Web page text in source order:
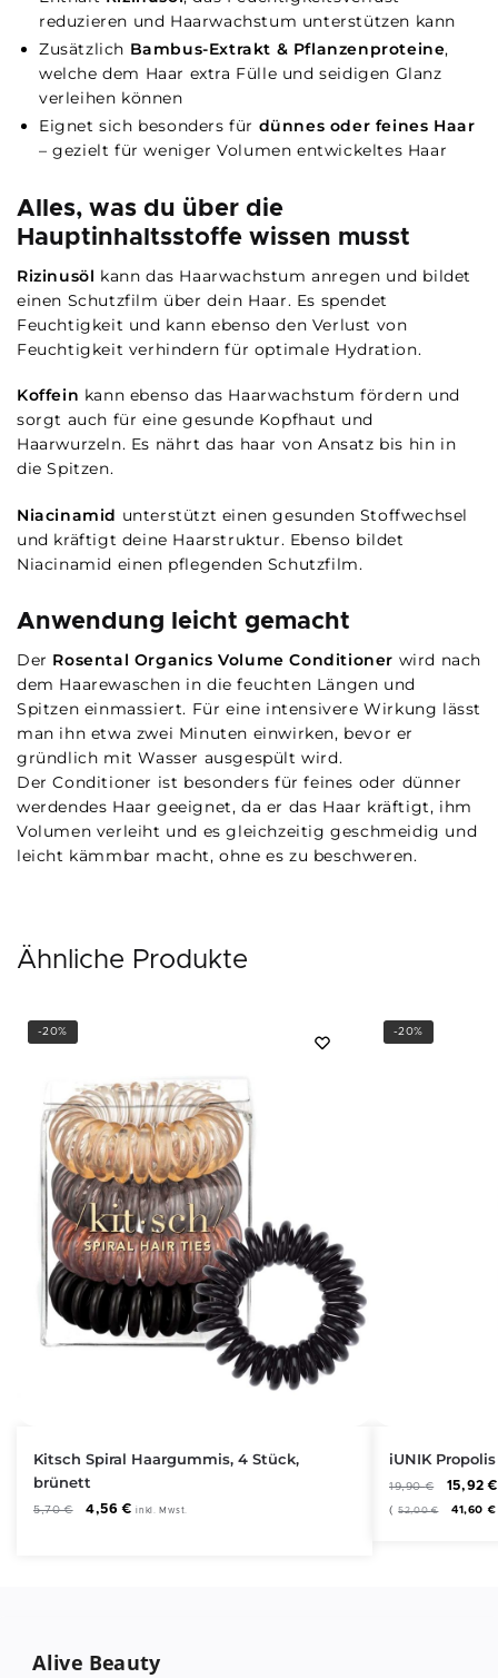
reduzieren und Haarwachstum unterstützen kann
Zusätzlich Bambus-Extrakt & Pflanzenproteine,
welche dem Haar extra Fülle und seidigen Glanz
verleihen können
Eignet sich besonders für dünnes oder feines Haar
– gezielt für weniger Volumen entwickeltes Haar
Alles, was du über die
Hauptinhaltsstoffe wissen musst
Rizinusöl kann das Haarwachstum anregen und bildet
einen Schutzfilm über dein Haar. Es spendet
Feuchtigkeit und kann ebenso den Verlust von
Feuchtigkeit verhindern für optimale Hydration.
Koffein kann ebenso das Haarwachstum fördern und
sorgt auch für eine gesunde Kopfhaut und
Haarwurzeln. Es nährt das haar von Ansatz bis hin in
die Spitzen.
Niacinamid unterstützt einen gesunden Stoffwechsel
und kräftigt deine Haarstruktur. Ebenso bildet
Niacinamid einen pflegenden Schutzfilm.
Anwendung leicht gemacht
Der Rosental Organics Volume Conditioner wird nach
dem Haarewaschen in die feuchten Längen und
Spitzen einmassiert. Für eine intensivere Wirkung lässt
man ihn etwa zwei Minuten einwirken, bevor er
gründlich mit Wasser ausgespült wird.
Der Conditioner ist besonders für feines oder dünner
werdendes Haar geeignet, da er das Haar kräftigt, ihm
Volumen verleiht und es gleichzeitig geschmeidig und
leicht kämmbar macht, ohne es zu beschweren.
Ähnliche Produkte
-20%
Kitsch Spiral Haargummis, 4 Stück,
brünett
5,70€ 4,56€ inkl. Mwst.
-20%
iUNIK
19,90€ 15,92€
(52,00€ 41,60€
Alive Beauty